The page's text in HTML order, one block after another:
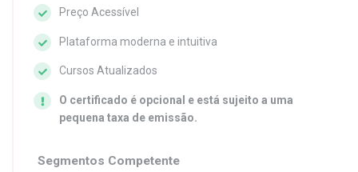
Preço Acessível
Plataforma moderna e intuitiva
Cursos Atualizados
O certificado é opcional e está sujeito a uma
pequena taxa de emissão.
Segmentos Competente